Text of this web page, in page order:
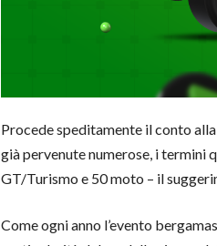
Procede speditamente il conto
già pervenute numerose, i
GT/Turismo e 50 moto – il
Come ogni anno l’evento